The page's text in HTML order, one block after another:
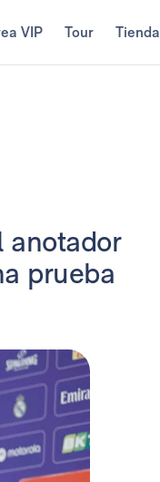
VIP Tour Tienda
anotador
prueba